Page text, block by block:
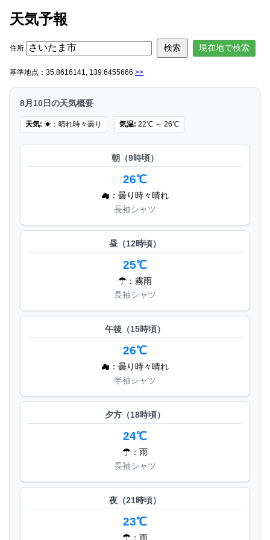
天気予報
住所 現在地で検索
基準地点：35.8616141, 139.6455666 >>
8月10日の天気概要
天気: ☀：晴れ時々曇り 気温: 22℃ ～ 26℃
朝（9時頃）
26℃
☁：曇り時々晴れ
長袖シャツ
昼（12時頃）
25℃
☂：霧雨
長袖シャツ
午後（15時頃）
26℃
☁：曇り時々晴れ
半袖シャツ
夕方（18時頃）
24℃
☂：雨
長袖シャツ
夜（21時頃）
23℃
☂：雨